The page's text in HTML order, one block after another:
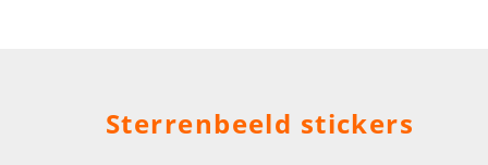
Sterrenbeeld stickers